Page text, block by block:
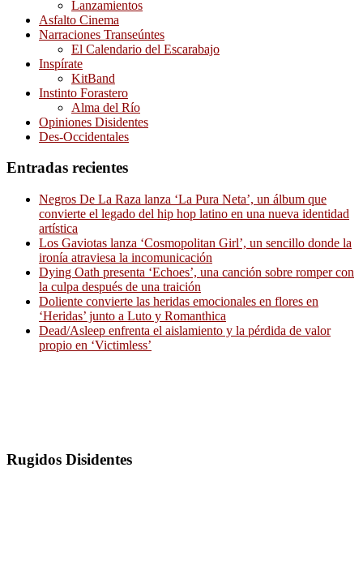
Lanzamientos
Asfalto Cinema
Narraciones Transeúntes
El Calendario del Escarabajo
Inspírate
KitBand
Instinto Forastero
Alma del Río
Opiniones Disidentes
Des-Occidentales
Entradas recientes
Negros De La Raza lanza ‘La Pura Neta’, un álbum que
convierte el legado del hip hop latino en una nueva identidad
artística
Los Gaviotas lanza ‘Cosmopolitan Girl’, un sencillo donde la
ironía atraviesa la incomunicación
Dying Oath presenta ‘Echoes’, una canción sobre romper con
la culpa después de una traición
Doliente convierte las heridas emocionales en flores en
‘Heridas’ junto a Luto y Romanthica
Dead/Asleep enfrenta el aislamiento y la pérdida de valor
propio en ‘Victimless’
Rugidos Disidentes